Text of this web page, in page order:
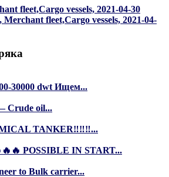
fleet,Cargo vessels, 2021-04-30
fleet,Cargo vessels, 2021-04-
30000 dwt Ищем...
Crude oil...
TANKER‼️‼️‼️...
POSSIBLE IN START...
to Bulk carrier...